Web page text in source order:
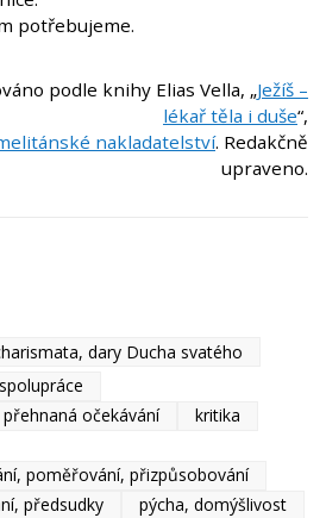
potřebujeme.
podle knihy Elias Vella, „Ježíš –
lékař těla i duše“,
nakladatelství. Redakčně
upraveno.
dary Ducha svatého
očekávání
kritika
poměřování, přizpůsobování
předsudky
pýcha, domýšlivost